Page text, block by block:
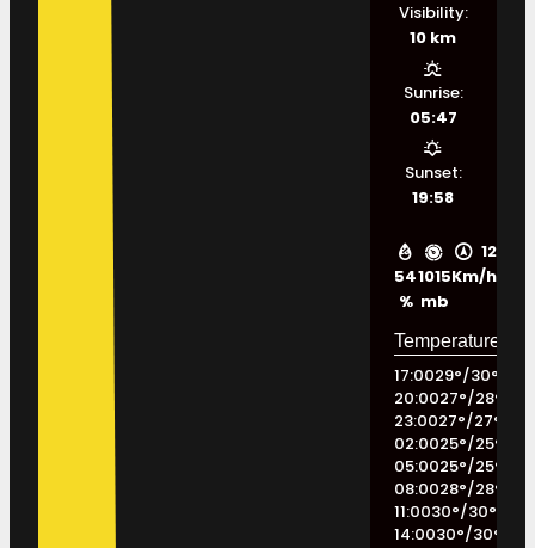
54
%
1015
mb
12
Km/h
Visibility:
10 km
Sunrise:
05:47
Sunset:
19:58
17:0029°/30°
20:0027°/28°
23:0027°/27°
02:0025°/25°
05:0025°/25°
08:0028°/28°
11:0030°/30°
14:0030°/30°